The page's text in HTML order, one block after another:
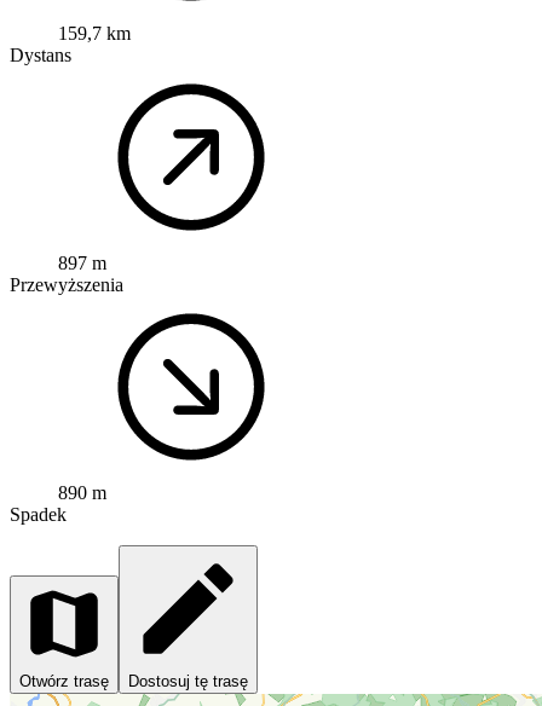
159,7 km
Dystans
897 m
Przewyższenia
890 m
Spadek
Otwórz trasę Dostosuj tę trasę